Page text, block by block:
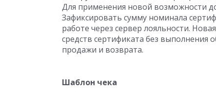
Для применения новой возможности
Зафиксировать сумму номинала
работе через сервер лояльности.
средств сертификата без выполнения
продажи и возврата.
Шаблон чека